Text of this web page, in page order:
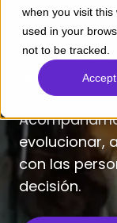
when you visit this
used in your
not to be tracked.
Accept
Nos guiamos
visión audaz.
tecnología,
generar un
evolucionar,
con las
decisión.